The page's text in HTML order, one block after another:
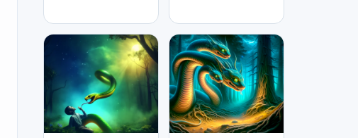
LER MAIS LER MAIS